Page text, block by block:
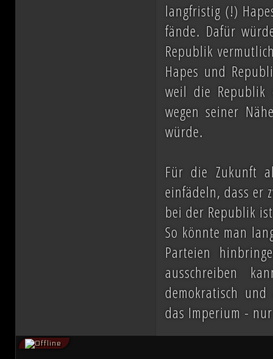
langfristig (!)
fände. Dafür
Republik
Hapes und
weil die
wegen seiner
würde.
Für die Zukunft
einfädeln, dass er
bei der Republik
So könnte man
Parteien
ausschreiben
demokratisch
das Imperium -